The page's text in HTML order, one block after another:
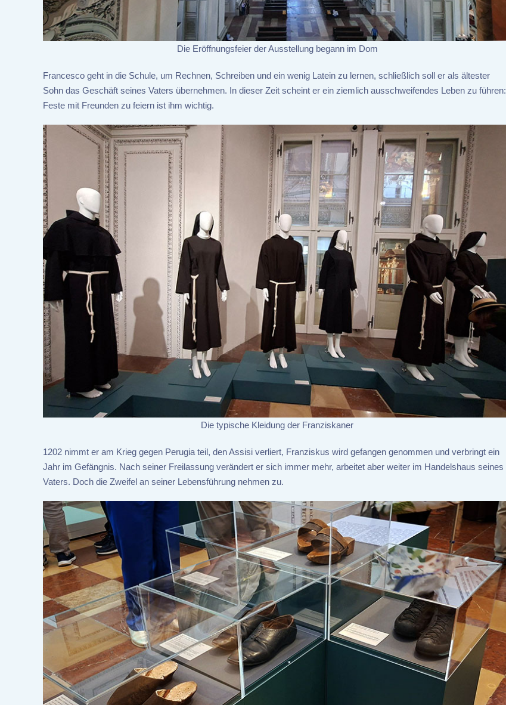
Die Eröffnungsfeier der Ausstellung begann im Dom
Francesco geht in die Schule, um Rechnen, Schreiben und ein wenig Latein zu lernen, schließlich soll er als ältester
Sohn das Geschäft seines Vaters übernehmen. In dieser Zeit scheint er ein ziemlich ausschweifendes Leben zu führen:
Feste mit Freunden zu feiern ist ihm wichtig.
Die typische Kleidung der Franziskaner
1202 nimmt er am Krieg gegen Perugia teil, den Assisi verliert, Franziskus wird gefangen genommen und verbringt ein
Jahr im Gefängnis. Nach seiner Freilassung verändert er sich immer mehr, arbeitet aber weiter im Handelshaus seines
Vaters. Doch die Zweifel an seiner Lebensführung nehmen zu.